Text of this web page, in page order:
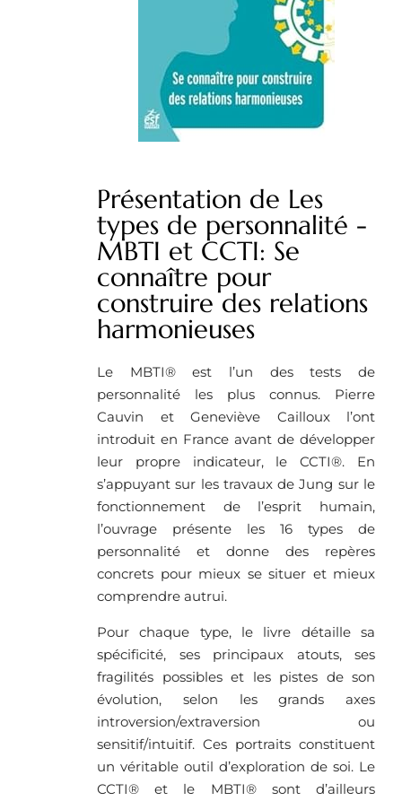
Présentation de Les
types de personnalité -
MBTI et CCTI: Se
connaître pour
construire des relations
harmonieuses
Le MBTI® est l’un des tests de
personnalité les plus connus. Pierre
Cauvin et Geneviève Cailloux l’ont
introduit en France avant de développer
leur propre indicateur, le CCTI®. En
s’appuyant sur les travaux de Jung sur le
fonctionnement de l’esprit humain,
l’ouvrage présente les 16 types de
personnalité et donne des repères
concrets pour mieux se situer et mieux
comprendre autrui.
Pour chaque type, le livre détaille sa
spécificité, ses principaux atouts, ses
fragilités possibles et les pistes de son
évolution, selon les grands axes
introversion/extraversion ou
sensitif/intuitif. Ces portraits constituent
un véritable outil d’exploration de soi. Le
CCTI® et le MBTI® sont d’ailleurs